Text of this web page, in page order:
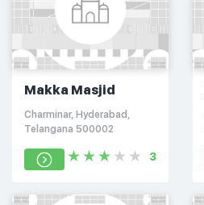
Makka Masjid
Charminar, Hyderabad,
Telangana 500002
3